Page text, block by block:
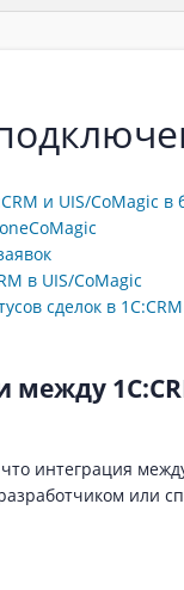
и UIS/CoMagic в
в UIS/CoMagic
сделок в 1C:CRM
интеграция
или